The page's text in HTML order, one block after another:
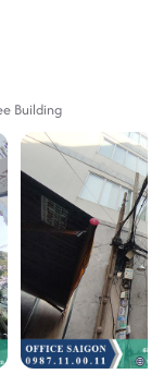
Building